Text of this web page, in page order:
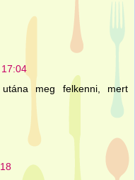
meg felkenni, mert